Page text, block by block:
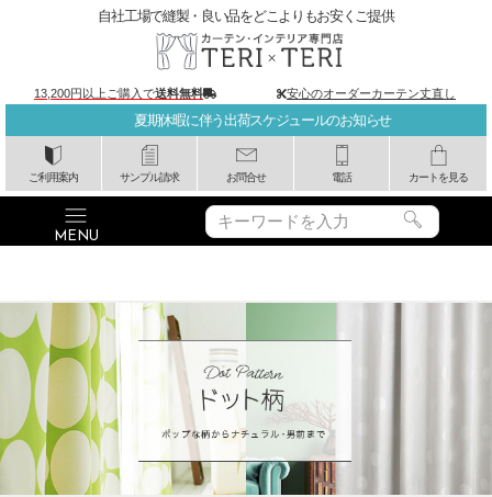
夏期休暇に伴う出荷スケジュールのお知らせ
ご利用案内 サンプル請求 お問合せ 電話 カートを見る
自社工場で縫製・良い品をどこよりもお安くご提供
13,200円以上ご購入で送料無料 安心のオーダーカーテン丈直し